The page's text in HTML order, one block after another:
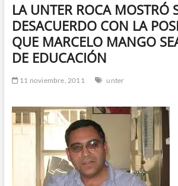
LA UNTER ROCA MOSTRÓ
DESACUERDO CON LA
QUE MARCELO MANGO
DE EDUCACIÓN
11 noviembre, 2011 unter